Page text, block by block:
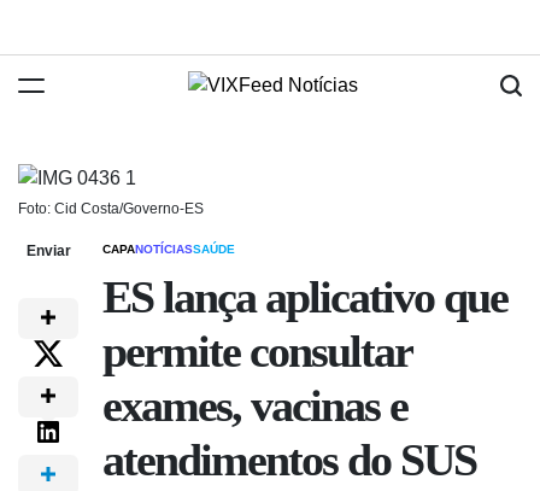
Foto: Cid Costa/Governo-ES
Enviar CAPANOTÍCIASSAÚDE
ES lança aplicativo que
permite consultar
exames, vacinas e
atendimentos do SUS